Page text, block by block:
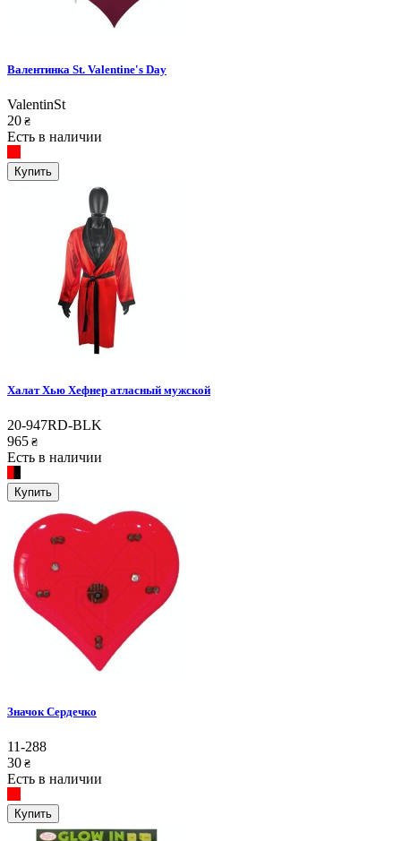
Валентинка St. Valentine's Day
ValentinSt
20 ₴
Есть в наличии
Купить
Халат Хью Хефнер атласный мужской
20-947RD-BLK
965 ₴
Есть в наличии
Купить
Значок Сердечко
11-288
30 ₴
Есть в наличии
Купить